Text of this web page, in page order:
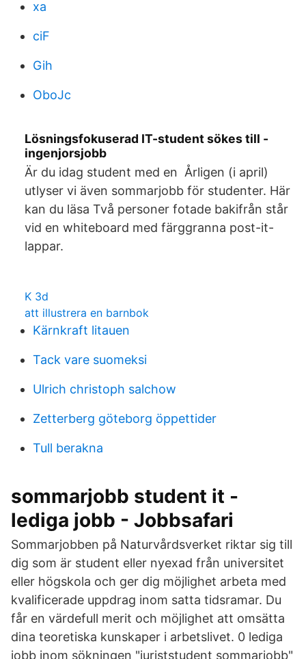
xa
ciF
Gih
OboJc
Lösningsfokuserad IT-student sökes till -
ingenjorsjobb
Är du idag student med en Årligen (i april)
utlyser vi även sommarjobb för studenter. Här
kan du läsa Två personer fotade bakifrån står
vid en whiteboard med färggranna post-it-
lappar.
K 3d
att illustrera en barnbok
Kärnkraft litauen
Tack vare suomeksi
Ulrich christoph salchow
Zetterberg göteborg öppettider
Tull berakna
sommarjobb student it -
lediga jobb - Jobbsafari
Sommarjobben på Naturvårdsverket riktar sig till
dig som är student eller nyexad från universitet
eller högskola och ger dig möjlighet arbeta med
kvalificerade uppdrag inom satta tidsramar. Du
får en värdefull merit och möjlighet att omsätta
dina teoretiska kunskaper i arbetslivet. 0 lediga
jobb inom sökningen "juriststudent sommarjobb"